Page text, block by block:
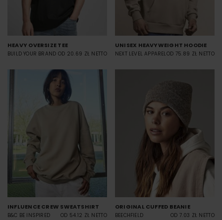
HEAVY OVERSIZE TEE
BUILD YOUR BRAND OD 20.69 ZŁ NETTO
UNISEX HEAVYWEIGHT HOODIE
NEXT LEVEL APPARELOD 75.89 ZŁ NETTO
INFLUENCE CREW SWEATSHIRT
B&C BE INSPIRED OD 54.12 ZŁ NETTO
ORIGINAL CUFFED BEANIE
BEECHFIELD OD 7.03 ZŁ NETTO